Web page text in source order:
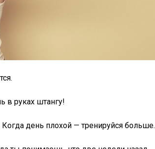
в руках штангу!
день плохой — тренируйся больше.